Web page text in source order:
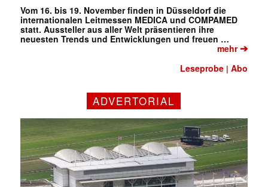
Vom 16. bis 19. November finden in Düsseldorf die
internationalen Leitmessen MEDICA und COMPAMED
statt. Aussteller aus aller Welt präsentieren ihre
neuesten Trends und Entwicklungen und freuen …
mehr➔
Leseprobe |Abo
ADVERTORIAL